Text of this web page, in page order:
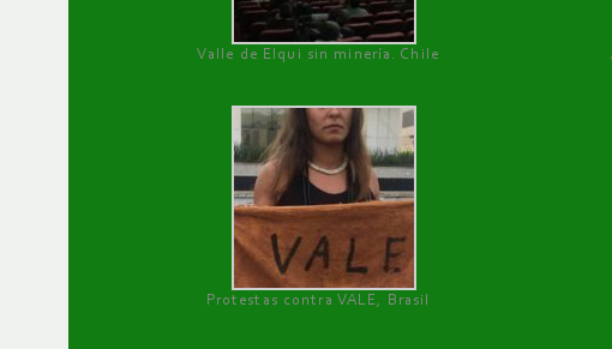
Valle de Elqui sin minería. Chile
Protestas contra VALE, Brasil